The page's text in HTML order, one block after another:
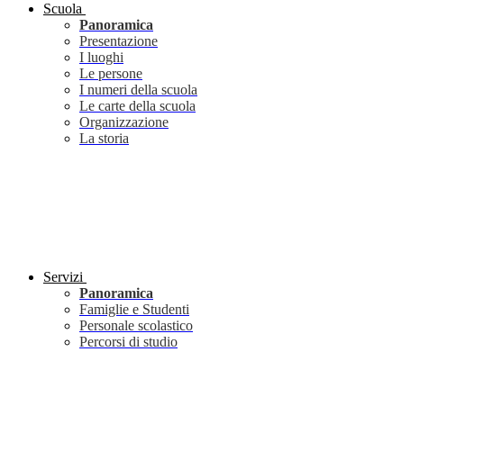
Scuola
Panoramica
Presentazione
I luoghi
Le persone
I numeri della scuola
Le carte della scuola
Organizzazione
La storia
Servizi
Panoramica
Famiglie e Studenti
Personale scolastico
Percorsi di studio